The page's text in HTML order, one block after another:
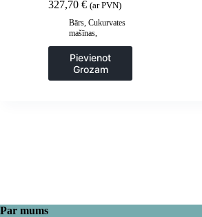
327,70 € (ar PVN)
Bārs Cukurvates
mašīnas
Pievienot
Grozam
Par mums